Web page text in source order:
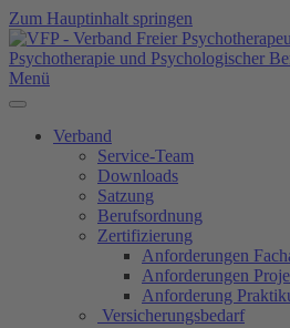
Zum Hauptinhalt springen
Menü
Verband
Service-Team
Downloads
Satzung
Berufsordnung
Zertifizierung
Anforderungen
Anforderungen
Anforderung
Versicherungsbedarf